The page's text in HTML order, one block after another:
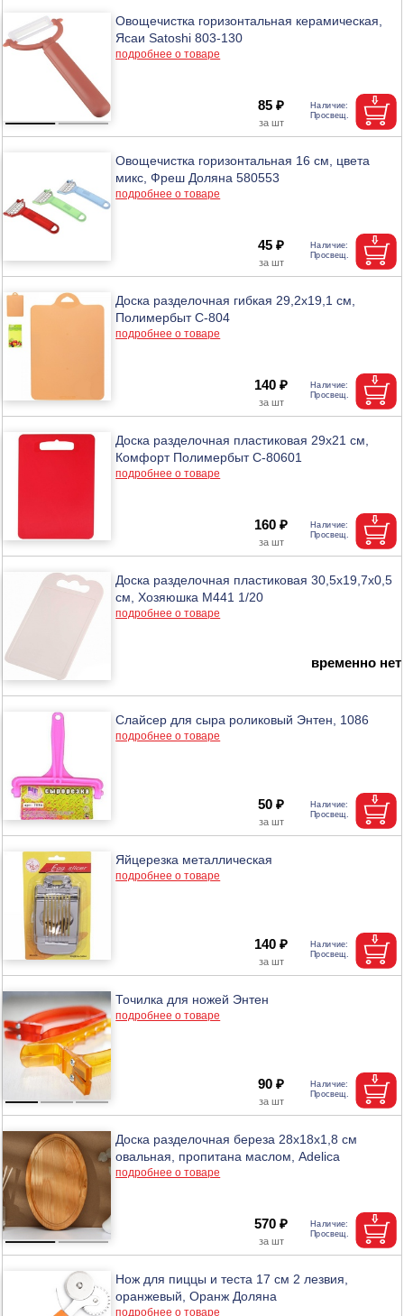
Овощечистка горизонтальная керамическая,
Ясаи Satoshi 803-130
подробнее о товаре
85 ₽
Овощечистка горизонтальная 16 см, цвета
микс, Фреш Доляна 580553
подробнее о товаре
45 ₽
Доска разделочная гибкая 29,2х19,1 см,
Полимербыт С-804
подробнее о товаре
140 ₽
Доска разделочная пластиковая 29х21 см,
Комфорт Полимербыт С-80601
подробнее о товаре
160 ₽
Доска разделочная пластиковая 30,5х19,7х0,5
см, Хозяюшка М441 1/20
подробнее о товаре
временно нет
Слайсер для сыра роликовый Энтен, 1086
подробнее о товаре
50 ₽
Яйцерезка металлическая
подробнее о товаре
140 ₽
Точилка для ножей Энтен
подробнее о товаре
90 ₽
Доска разделочная береза 28х18х1,8 см
овальная, пропитана маслом, Adelica
подробнее о товаре
570 ₽
Нож для пиццы и теста 17 см 2 лезвия,
оранжевый, Оранж Доляна
подробнее о товаре